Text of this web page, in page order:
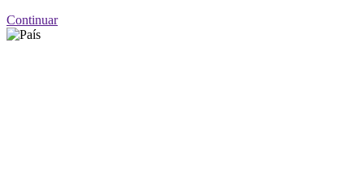
Continuar